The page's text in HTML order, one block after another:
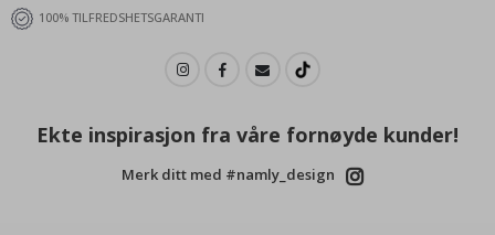
100% TILFREDSHETSGARANTI
Ekte inspirasjon fra våre fornøyde kunder!
Merk ditt med #namly_design